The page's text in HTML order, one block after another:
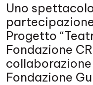
Uno
Progetto
Fondazione
Fondazione